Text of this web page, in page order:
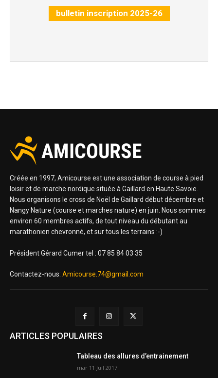
bulletin inscription 2025-26
Créée en 1997, Amicourse est une association de course à pied
loisir et de marche nordique située à Gaillard en Haute Savoie.
Nous organisons le cross de Noël de Gaillard début décembre et
Nangy Nature (course et marches nature) en juin. Nous sommes
environ 60 membres actifs, de tout niveau du débutant au
marathonien chevronné, et sur tous les terrains :-)
Président Gérard Cumer tel : 07 85 84 03 35
Contactez-nous: Amicourse.74@gmail.com
ARTICLES POPULAIRES
Tableau des allures d’entrainement
mar 11 Juil 2017